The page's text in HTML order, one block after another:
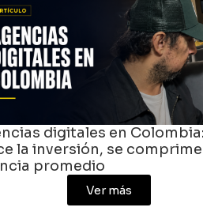
de éxito BGR Ecuador:
y comunidad en redes
Ver más